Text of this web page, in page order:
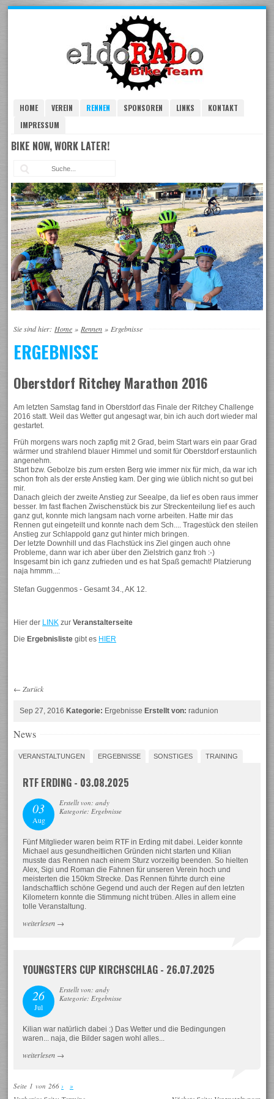
HOME VEREIN RENNEN SPONSOREN LINKS
KONTAKT
IMPRESSUM
BIKE NOW, WORK LATER!
Sie sind hier: Home » Rennen » Ergebnisse
ERGEBNISSE
Oberstdorf Ritchey Marathon 2016
Am letzten Samstag fand in Oberstdorf das Finale der Ritchey Challenge
2016 statt. Weil das Wetter gut angesagt war, bin ich auch dort wieder mal
gestartet.
Früh morgens wars noch zapfig mit 2 Grad, beim Start wars ein paar Grad
wärmer und strahlend blauer Himmel und somit für Oberstdorf erstaunlich
angenehm.
Start bzw. Gebolze bis zum ersten Berg wie immer nix für mich, da war ich
schon froh als der erste Anstieg kam. Der ging wie üblich nicht so gut bei
mir.
Danach gleich der zweite Anstieg zur Seealpe, da lief es oben raus immer
besser. Im fast flachen Zwischenstück bis zur Streckenteilung lief es auch
ganz gut, konnte mich langsam nach vorne arbeiten. Hatte mir das
Rennen gut eingeteilt und konnte nach dem Sch.... Tragestück den steilen
Anstieg zur Schlappold ganz gut hinter mich bringen.
Der letzte Downhill und das Flachstück ins Ziel gingen auch ohne
Probleme, dann war ich aber über den Zielstrich ganz froh :-)
Insgesamt bin ich ganz zufrieden und es hat Spaß gemacht! Platzierung
naja hmmm...:
Stefan Guggenmos - Gesamt 34., AK 12.
Hier der LINK zurVeranstalterseite
Die Ergebnislistegibt es HIER
← Zurück
Sep 27, 2016Kategorie: ErgebnisseErstellt von: radunion
News
VERANSTALTUNGEN ERGEBNISSE SONSTIGES TRAINING
RTF ERDING - 03.08.2025
03
Aug
Erstellt von: andy
Kategorie: Ergebnisse
Fünf Mitglieder waren beim RTF in Erding mit dabei. Leider konnte
Michael aus gesundheitlichen Gründen nicht starten und Kilian
musste das Rennen nach einem Sturz vorzeitig beenden. So hielten
Alex, Sigi und Roman die Fahnen für unseren Verein hoch und
meisterten die 150km Strecke. Das Rennen führte durch eine
landschaftlich schöne Gegend und auch der Regen auf den letzten
Kilometern konnte die Stimmung nicht trüben. Alles in allem eine
tolle Veranstaltung.
weiterlesen →
YOUNGSTERS CUP KIRCHSCHLAG - 26.07.2025
26
Jul
Erstellt von: andy
Kategorie: Ergebnisse
Kilian war natürlich dabei :) Das Wetter und die Bedingungen
waren... naja, die Bilder sagen wohl alles...
weiterlesen →
Seite 1 von 266 › »